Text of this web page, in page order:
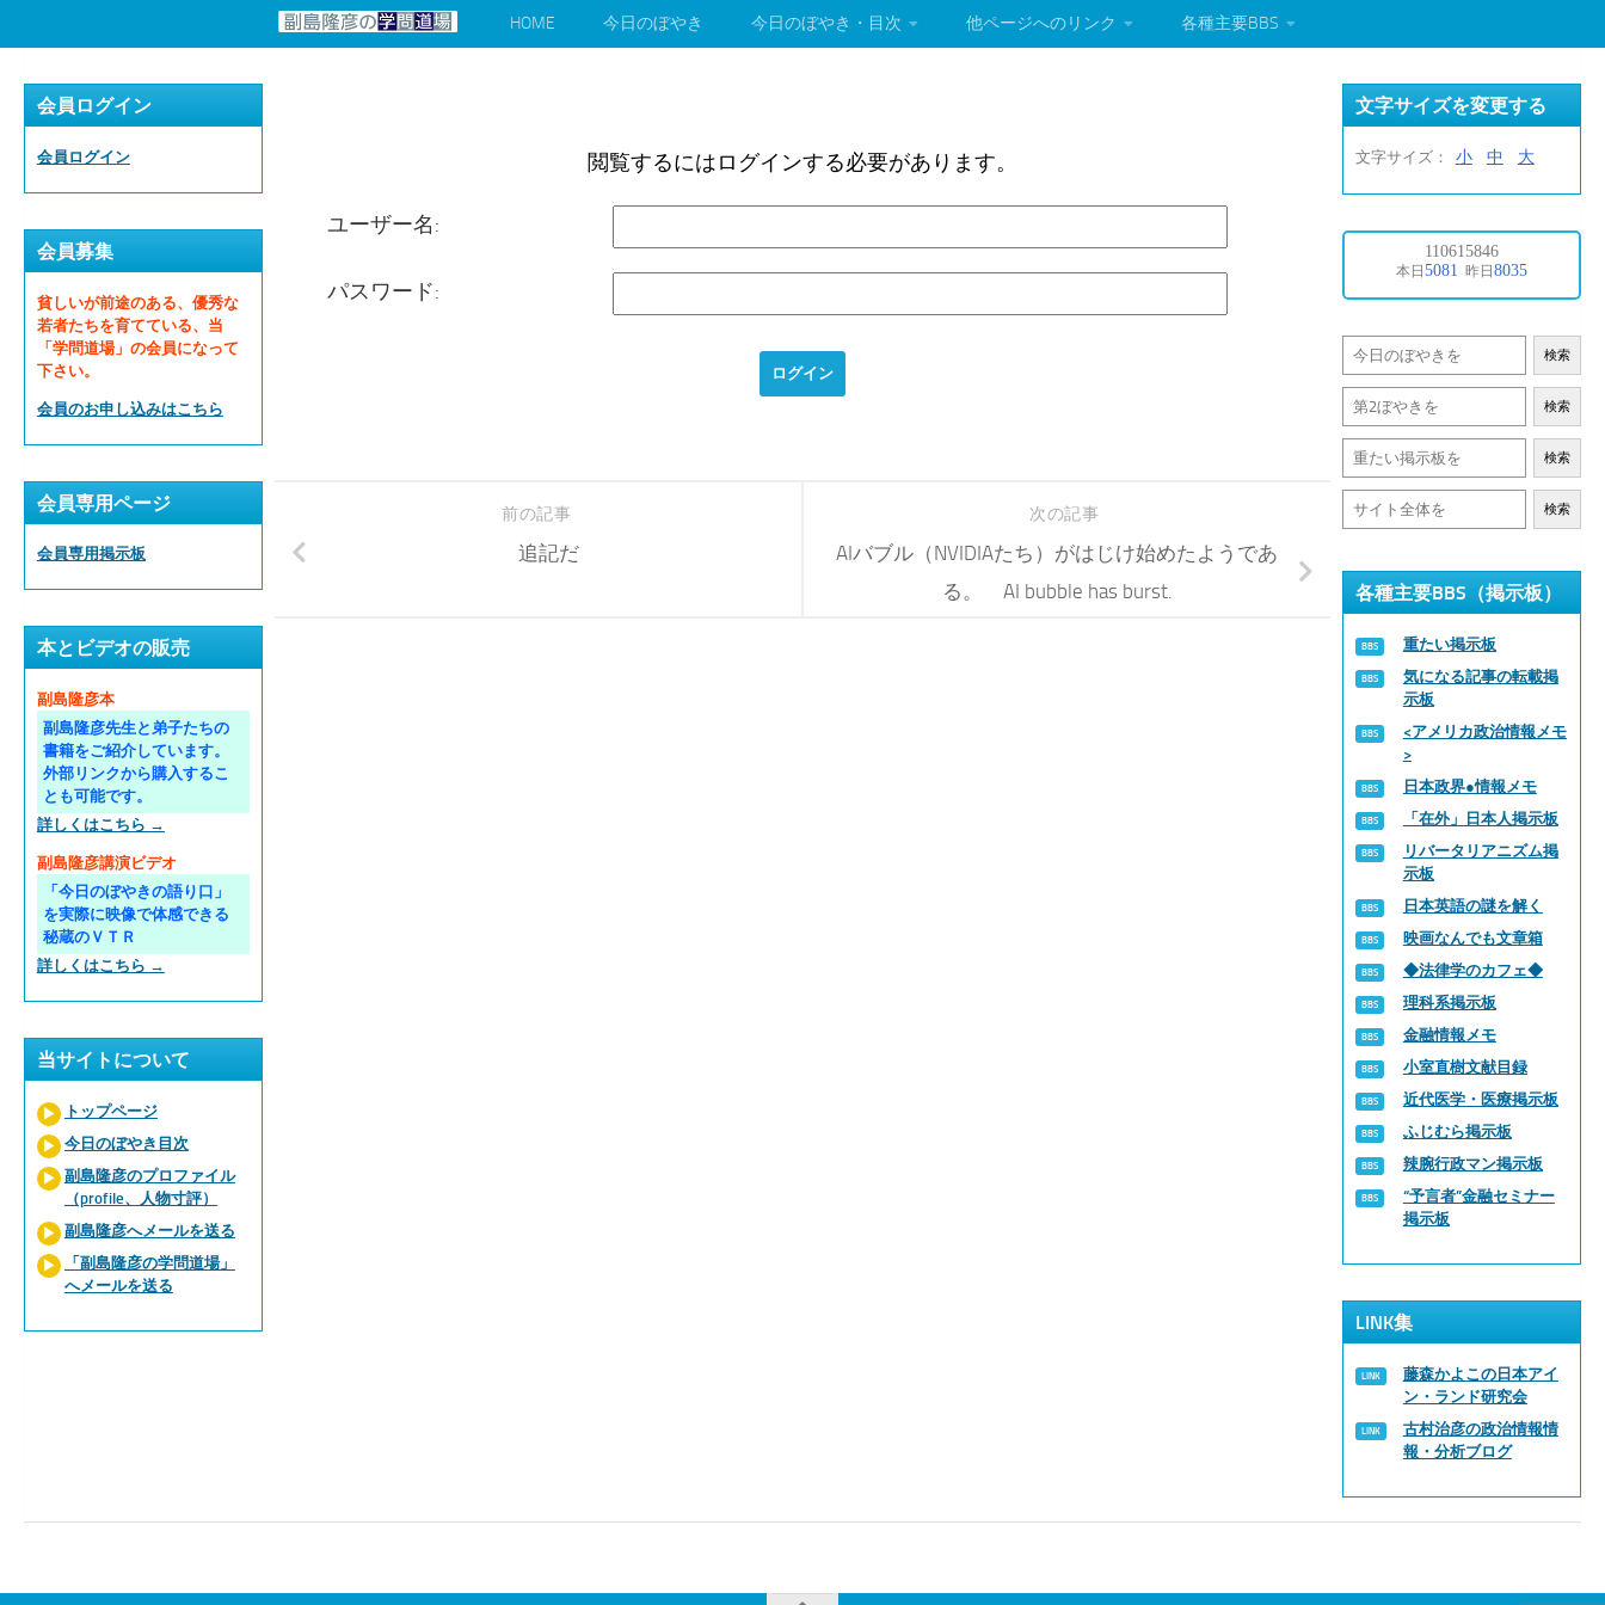
HOME 今日のぼやき 今日のぼやき・目次 他ページへのリンク 各種主要BBS
閲覧するにはログインする必要があります。
ユーザー名:
パスワード:
次の記事
AIバブル（NVIDIAたち）がはじけ始めたようであ
る。 AI bubble has burst.
前の記事
追記だ
会員ログイン
会員ログイン
会員募集
貧しいが前途のある、優秀な
若者たちを育てている、当
「学問道場」の会員になって
下さい。
会員のお申し込みはこちら
会員専用ページ
会員専用掲示板
本とビデオの販売
副島隆彦本
副島隆彦先生と弟子たちの
書籍をご紹介しています。
外部リンクから購入するこ
とも可能です。
詳しくはこちら →
副島隆彦講演ビデオ
「今日のぼやきの語り口」
を実際に映像で体感できる
秘蔵のＶＴＲ
詳しくはこちら →
当サイトについて
トップページ
今日のぼやき目次
副島隆彦のプロファイル
（profile、人物寸評）
副島隆彦へメールを送る
「副島隆彦の学問道場」
へメールを送る
文字サイズを変更する
文字サイズ： 小 中 大
検索
検索
検索
検索
各種主要BBS（掲示板）
重たい掲示板
気になる記事の転載掲
示板
<アメリカ政治情報メモ
>
日本政界●情報メモ
「在外」日本人掲示板
リバータリアニズム掲
示板
日本英語の謎を解く
映画なんでも文章箱
◆法律学のカフェ◆
理科系掲示板
金融情報メモ
小室直樹文献目録
近代医学・医療掲示板
ふじむら掲示板
辣腕行政マン掲示板
“予言者”金融セミナー
掲示板
LINK集
藤森かよこの日本アイ
ン・ランド研究会
古村治彦の政治情報情
報・分析ブログ